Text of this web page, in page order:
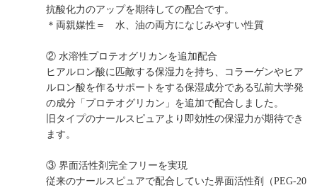
抗酸化力のアップを期待しての配合です。
＊両親媒性＝ 水、油の両方になじみやすい性質
② 水溶性プロテオグリカンを追加配合
ヒアルロン酸に匹敵する保湿力を持ち、コラーゲンやヒア
ルロン酸を作るサポートをする保湿成分である弘前大学発
の成分「プロテオグリカン」を追加で配合しました。
旧タイプのナールスピュアより即効性の保湿力が期待でき
ます。
③ 界面活性剤完全フリーを実現
従来のナールスピュアで配合していた界面活性剤（PEG-20